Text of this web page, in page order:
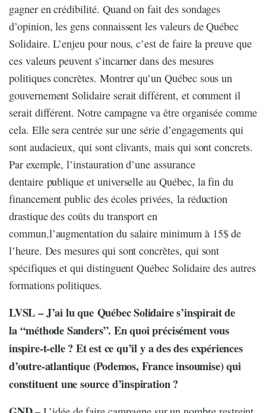
gagner en crédibilité. Quand on fait des sondages
d’opinion, les gens connaissent les valeurs de Québec
Solidaire. L’enjeu pour nous, c’est de faire la preuve que
ces valeurs peuvent s’incarner dans des mesures
politiques concrètes. Montrer qu’un Québec sous un
gouvernement Solidaire serait différent, et comment il
serait différent. Notre campagne va être organisée comme
cela. Elle sera centrée sur une série d’engagements qui
sont audacieux, qui sont clivants, mais qui sont concrets.
Par exemple, l’instauration d’une assurance
dentaire publique et universelle au Québec, la fin du
financement public des écoles privées, la réduction
drastique des coûts du transport en
commun,l’augmentation du salaire minimum à 15$ de
l’heure. Des mesures qui sont concrètes, qui sont
spécifiques et qui distinguent Québec Solidaire des autres
formations politiques.
LVSL – J’ai lu que Québec Solidaire s’inspirait de
la “méthode Sanders”. En quoi précisément vous
inspire-t-elle ? Et est ce qu’il y a des des expériences
d’outre-atlantique (Podemos, France insoumise) qui
constituent une source d’inspiration ?